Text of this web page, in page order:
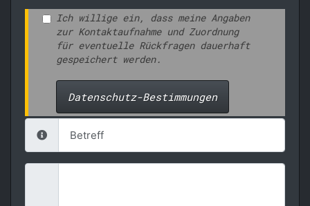
Ich willige ein, dass meine Angaben
zur Kontaktaufnahme und Zuordnung
für eventuelle Rückfragen dauerhaft
gespeichert werden.
Datenschutz-Bestimmungen